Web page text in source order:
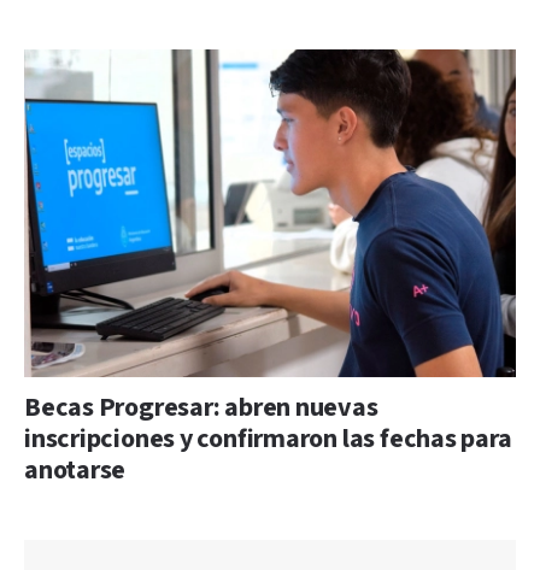
Becas Progresar: abren nuevas
inscripciones y confirmaron las fechas para
anotarse